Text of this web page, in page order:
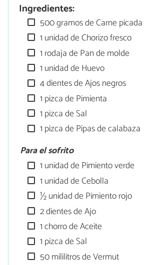
Ingredientes:
500 gramos de Carne picada
1 unidad de Chorizo fresco
1 rodaja de Pan de molde
1 unidad de Huevo
4 dientes de Ajos negros
1 pizca de Pimienta
1 pizca de Sal
1 pizca de Pipas de calabaza
Para el sofrito
1 unidad de Pimiento verde
1 unidad de Cebolla
½ unidad de Pimiento rojo
2 dientes de Ajo
1 chorro de Aceite
1 pizca de Sal
50 mililitros de Vermut